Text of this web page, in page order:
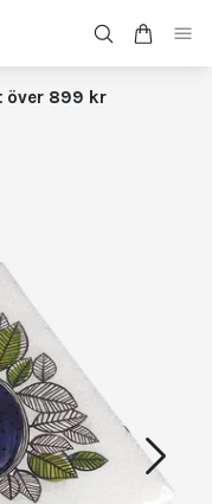
över 899 kr